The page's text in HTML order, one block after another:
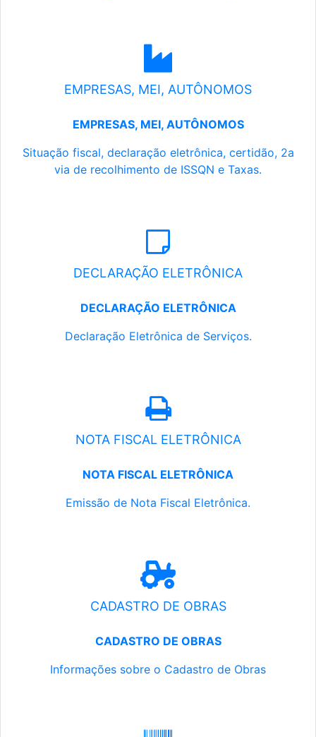
EMPRESAS, MEI, AUTÔNOMOS
EMPRESAS, MEI, AUTÔNOMOS
Situação fiscal, declaração eletrônica, certidão, 2a
via de recolhimento de ISSQN e Taxas.
DECLARAÇÃO ELETRÔNICA
DECLARAÇÃO ELETRÔNICA
Declaração Eletrônica de Serviços.
NOTA FISCAL ELETRÔNICA
NOTA FISCAL ELETRÔNICA
Emissão de Nota Fiscal Eletrônica.
CADASTRO DE OBRAS
CADASTRO DE OBRAS
Informações sobre o Cadastro de Obras